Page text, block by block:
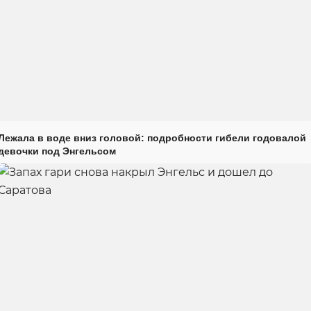
в воде вниз головой: подробности гибели годовалой
под Энгельсом